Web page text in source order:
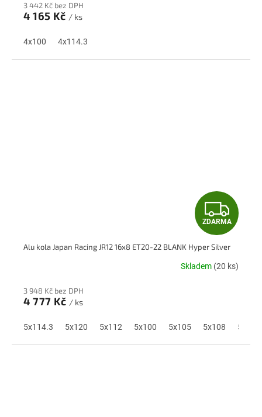
3 442 Kč bez DPH
4 165 Kč / ks
4x100 4x114.3
Z
D
A
A
ZDARMA
Alu kola Japan Racing JR12 16x8 ET20-22 BLANK Hyper Silver
Skladem (20 ks)
3 948 Kč bez DPH
4 777 Kč / ks
5x114.3 5x120 5x112 5x100 5x105 5x108 5x110